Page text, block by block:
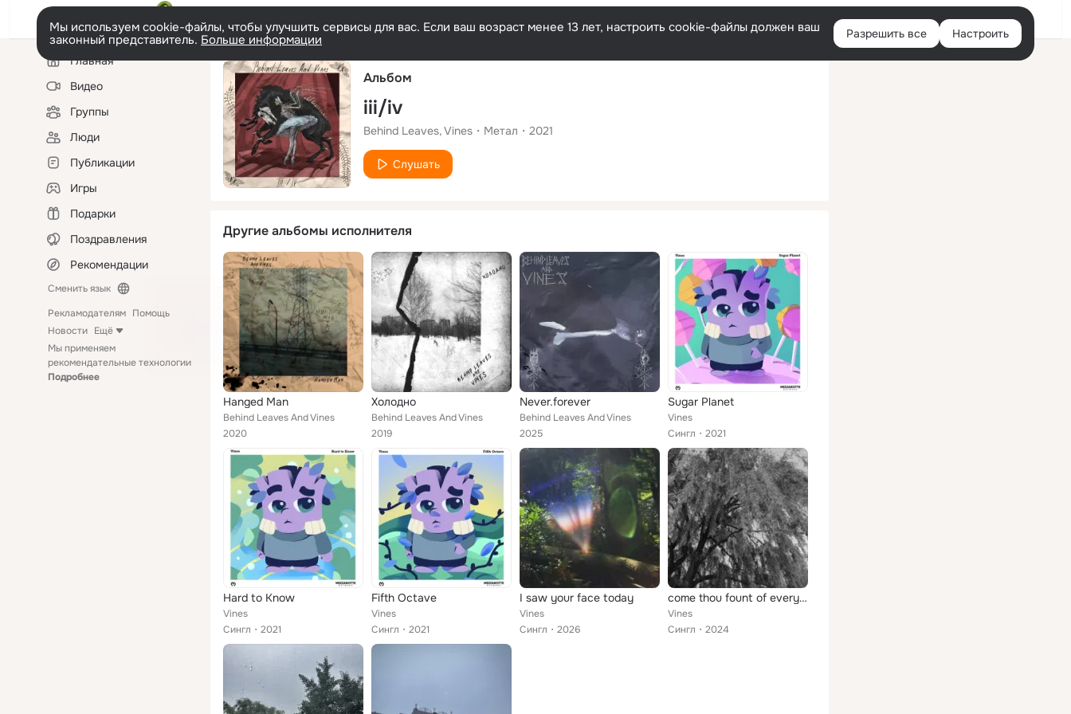
Русский Войти
Мы используем cookie-файлы, чтобы улучшить сервисы для вас. Если ваш возраст менее 13 лет, настроить cookie-файлы должен ваш
законный представитель. Больше информации Разрешить все Настроить
Левая
колонкаГлавная
Видео
Группы
Люди
Публикации
Игры
Подарки
Поздравления
Рекомендации
Сменить язык
Рекламодателям Помощь
Новости Ещё
Мы применяем
рекомендательные технологии
Подробнее
Альбом
iii/iv
Behind Leaves Vines Метал 2021
Слушать
Другие альбомы исполнителя
Hanged Man
Behind Leaves And Vines
2020
Холодно
Behind Leaves And Vines
2019
Never.forever
Behind Leaves And Vines
2025
Sugar Planet
Vines
Сингл
2021
Hard to Know
Vines
Сингл
2021
Fifth Octave
Vines
Сингл
2021
I saw your face today
Vines
Сингл
2026
come thou fount of every blessing
Vines
Сингл
2024